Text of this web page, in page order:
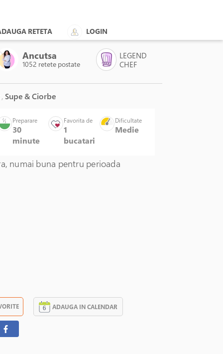
RETETA LOGIN
Ancutsa
1052 retete postate
LEGEND
CHEF
, Supe & Ciorbe
Preparare
30
minute
Favorita de
1
bucatari
Dificultate
Medie
numai buna pentru perioada
ADAUGA IN CALENDAR